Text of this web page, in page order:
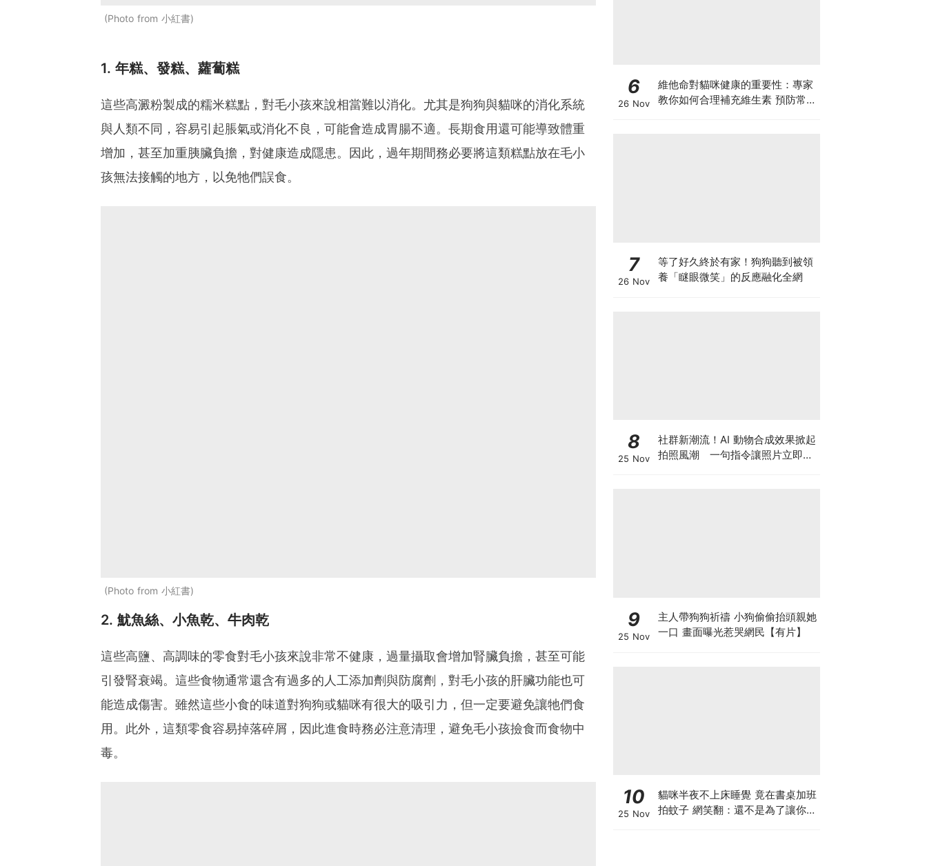
Photo from 小紅書
1. 年糕、發糕、蘿蔔糕
這些高澱粉製成的糯米糕點，對毛小孩來說相當難以消化。尤其是狗狗與貓咪的消化系統
與人類不同，容易引起脹氣或消化不良，可能會造成胃腸不適。長期食用還可能導致體重
增加，甚至加重胰臟負擔，對健康造成隱患。因此，過年期間務必要將這類糕點放在毛小
孩無法接觸的地方，以免牠們誤食。
Photo from 小紅書
2. 魷魚絲、小魚乾、牛肉乾
這些高鹽、高調味的零食對毛小孩來說非常不健康，過量攝取會增加腎臟負擔，甚至可能
引發腎衰竭。這些食物通常還含有過多的人工添加劑與防腐劑，對毛小孩的肝臟功能也可
能造成傷害。雖然這些小食的味道對狗狗或貓咪有很大的吸引力，但一定要避免讓牠們食
用。此外，這類零食容易掉落碎屑，因此進食時務必注意清理，避免毛小孩撿食而食物中
毒。
6
26 Nov
維他命對貓咪健康的重要性：專家
教你如何合理補充維生素 預防常見
7
26 Nov
等了好久終於有家！狗狗聽到被領
養「瞇眼微笑」的反應融化全網
8
25 Nov
社群新潮流！AI 動物合成效果掀起
拍照風潮 一句指令讓照片立即升
9
25 Nov
主人帶狗狗祈禱 小狗偷偷抬頭親她
一口 畫面曝光惹哭網民【有片】
10
25 Nov
貓咪半夜不上床睡覺 竟在書桌加班
拍蚊子 網笑翻：還不是為了讓你睡